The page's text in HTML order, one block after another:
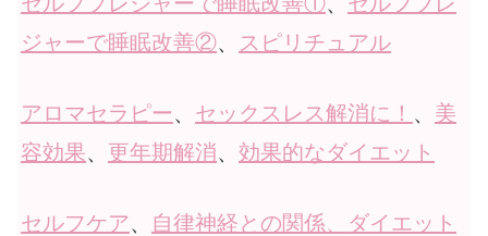
ジャーで睡眠改善②、 スピリチュアル
アロマセラピー、 セックスレス解消に！ 、 美
容効果、 更年期解消、 効果的なダイエット
セルフケア、 自律神経との関係、 ダイエット